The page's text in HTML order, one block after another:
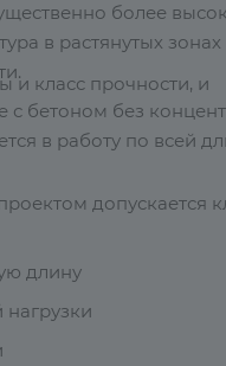
более
в растянутых зонах
бетоном без
в работу по всей
и класс прочности, и
допускается
длину